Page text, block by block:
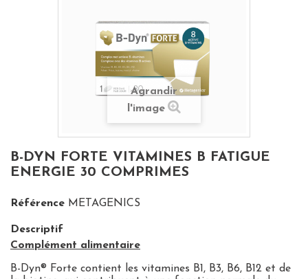
Agrandir
l'image
B-DYN FORTE VITAMINES B FATIGUE
ENERGIE 30 COMPRIMES
Référence METAGENICS
Descriptif
Complément alimentaire
B-Dyn® Forte contient les vitamines B1, B3, B6, B12 et de